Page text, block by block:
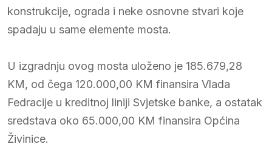
konstrukcije, ograda i neke osnovne stvari koje
spadaju u same elemente mosta.
U izgradnju ovog mosta uloženo je 185.679,28
KM, od čega 120.000,00 KM finansira Vlada
Fedracije u kreditnoj liniji Svjetske banke, a ostatak
sredstava oko 65.000,00 KM finansira Općina
Živinice.